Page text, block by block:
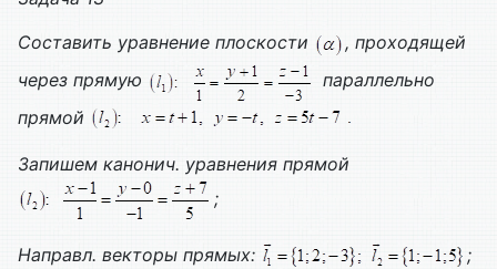
Составить уравнение плоскости
, проходящей
через прямую
параллельно
прямой
Запишем канонич. уравнения прямой
;
Направл. векторы прямых: ;